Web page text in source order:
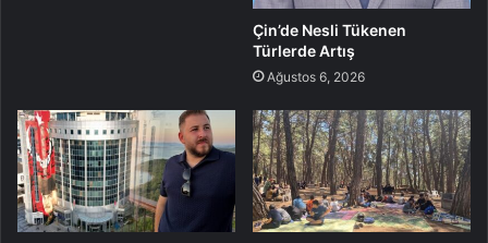
Çin’de Nesli Tükenen
Türlerde Artış
Ağustos 6, 2026